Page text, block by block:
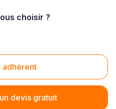
choisir ?
adhérent
devis gratuit